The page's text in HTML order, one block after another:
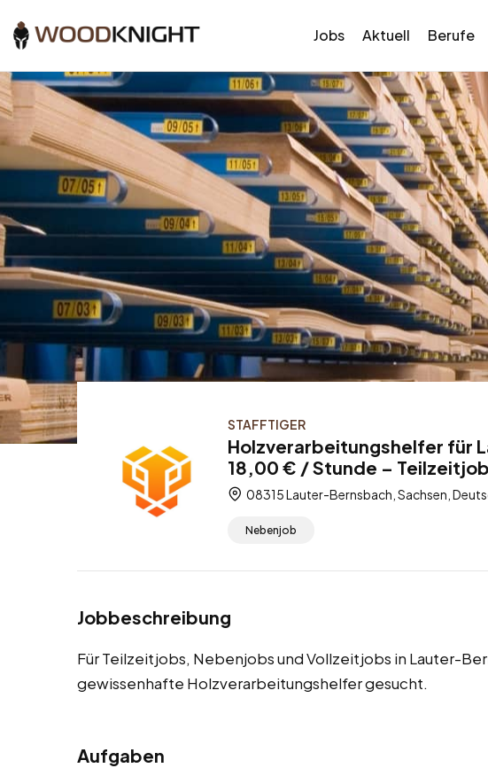
Jobs Aktuell Berufe
STAFFTIGER
Holzverarbeitungshelfer für
18,00 € / Stunde –
08315 Lauter-Bernsbach, Sachsen,
Nebenjob
Jobbeschreibung
Für Teilzeitjobs, Nebenjobs und Vollzeitjobs in Lauter-
gewissenhafte Holzverarbeitungshelfer gesucht.
Aufgaben